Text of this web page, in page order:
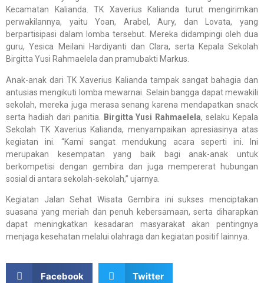
Kecamatan Kalianda. TK Xaverius Kalianda turut mengirimkan
perwakilannya, yaitu Yoan, Arabel, Aury, dan Lovata, yang
berpartisipasi dalam lomba tersebut. Mereka didampingi oleh dua
guru, Yesica Meilani Hardiyanti dan Clara, serta Kepala Sekolah
Birgitta Yusi Rahmaelela dan pramubakti Markus.
Anak-anak dari TK Xaverius Kalianda tampak sangat bahagia dan
antusias mengikuti lomba mewarnai. Selain bangga dapat mewakili
sekolah, mereka juga merasa senang karena mendapatkan snack
serta hadiah dari panitia. Birgitta Yusi Rahmaelela, selaku Kepala
Sekolah TK Xaverius Kalianda, menyampaikan apresiasinya atas
kegiatan ini. “Kami sangat mendukung acara seperti ini. Ini
merupakan kesempatan yang baik bagi anak-anak untuk
berkompetisi dengan gembira dan juga mempererat hubungan
sosial di antara sekolah-sekolah,” ujarnya.
Kegiatan Jalan Sehat Wisata Gembira ini sukses menciptakan
suasana yang meriah dan penuh kebersamaan, serta diharapkan
dapat meningkatkan kesadaran masyarakat akan pentingnya
menjaga kesehatan melalui olahraga dan kegiatan positif lainnya.
Facebook Twitter